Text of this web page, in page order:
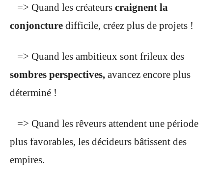
=> Quand les créateurs craignent la
conjoncture difficile, créez plus de projets !
=> Quand les ambitieux sont frileux des
sombres perspectives, avancez encore plus
déterminé !
=> Quand les rêveurs attendent une période
plus favorables, les décideurs bâtissent des
empires.